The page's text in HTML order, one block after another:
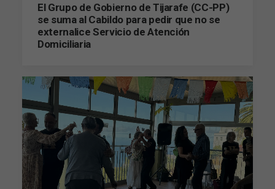
El Grupo de Gobierno de Tijarafe (CC-PP)
se suma al Cabildo para pedir que no se
externalice Servicio de Atención
Domiciliaria